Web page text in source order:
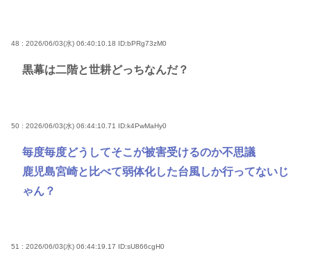
48 : 2026/06/03(水) 06:40:10.18 ID:bPRg73zM0
黒幕は二階と世耕どっちなんだ？
50 : 2026/06/03(水) 06:44:10.71 ID:k4PwMaHy0
毎度毎度どうしてそこが被害受けるのか不思議
鹿児島宮崎と比べて弱体化した台風しか行ってないじ
ゃん？
51 : 2026/06/03(水) 06:44:19.17 ID:sU866cgH0